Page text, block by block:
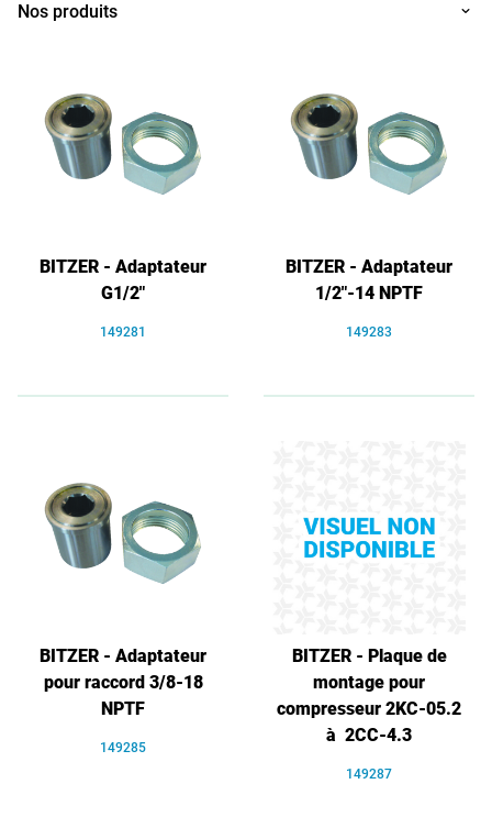
Nos produits
BITZER - Adaptateur
G1/2"
149281
BITZER - Adaptateur
1/2"-14 NPTF
149283
BITZER - Adaptateur
pour raccord 3/8-18
NPTF
149285
BITZER - Plaque de
montage pour
compresseur 2KC-05.2
à 2CC-4.3
149287